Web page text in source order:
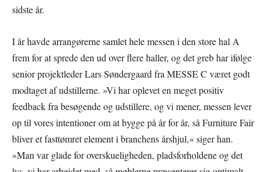
sidste år.
I år havde arrangørerne samlet hele messen i den store hal A
frem for at sprede den ud over flere haller, og det greb har ifølge
senior projektleder Lars Søndergaard fra MESSE C været godt
modtaget af udstillerne. »Vi har oplevet en meget positiv
feedback fra besøgende og udstillere, og vi mener, messen lever
op til vores intentioner om at bygge på år for år, så Furniture Fair
bliver et fasttømret element i branchens årshjul,« siger han.
»Man var glade for overskueligheden, pladsforholdene og det